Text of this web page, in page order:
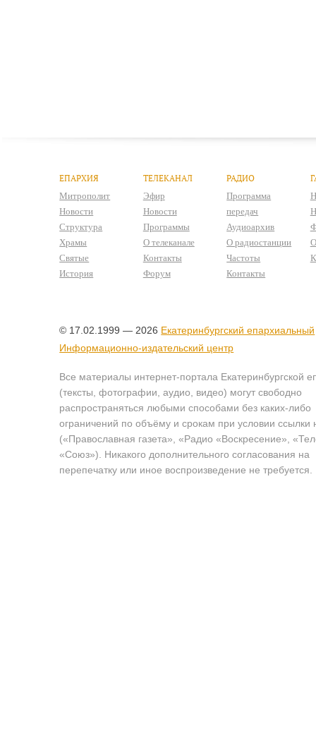
ЕПАРХИЯ
Митрополит
Новости
Структура
Храмы
Святые
История
ТЕЛЕКАНАЛ
Эфир
Новости
Программы
О телеканале
Контакты
Форум
РАДИО
Программа
передач
Аудиоархив
О радиостанции
Частоты
Контакты
© 17.02.1999 — 2026 Екатеринбургский епархиальный
Информационно-издательский центр
Все материалы интернет-портала Екатеринбургской
(тексты, фотографии, аудио, видео) могут свободно
распространяться любыми способами без каких-либо
ограничений по объёму и срокам при условии ссылки
(«Православная газета», «Радио «Воскресение»,
«Союз»). Никакого дополнительного согласования на
перепечатку или иное воспроизведение не требуется.